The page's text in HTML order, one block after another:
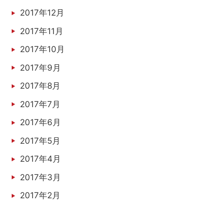
2017年12月
2017年11月
2017年10月
2017年9月
2017年8月
2017年7月
2017年6月
2017年5月
2017年4月
2017年3月
2017年2月